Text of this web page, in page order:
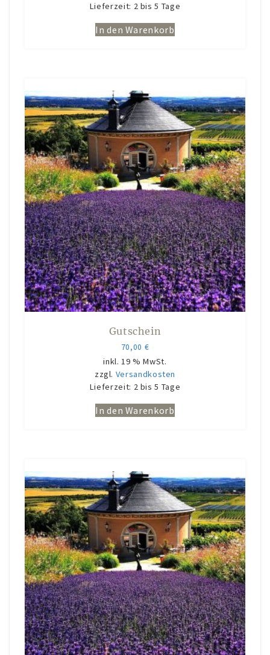
Lieferzeit: 2 bis 5 Tage
In den Warenkorb
Gutschein
70,00 €
inkl. 19 % MwSt.
zzgl. Versandkosten
Lieferzeit: 2 bis 5 Tage
In den Warenkorb